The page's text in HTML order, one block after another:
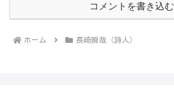
コメントを書き込む
ホーム 長崎瞬哉（詩人）